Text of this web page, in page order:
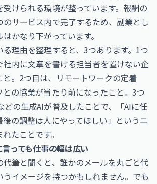
けられる環境が整っています。報酬の
のサービス内で完了するため、副業とし
かなり下がっています。
理由を整理すると、3つあります。1つ
社内に文章を書ける担当者を置けない企
と。2つ目は、リモートワークの定着
との協業が当たり前になったこと。3つ
どの生成AIが普及したことで、「AIに任
の調整は人にやってほしい」というニ
たことです。
言っても仕事の幅は広い
代筆と聞くと、誰かのメールを丸ごと代
うイメージを持つかもしれません。でも